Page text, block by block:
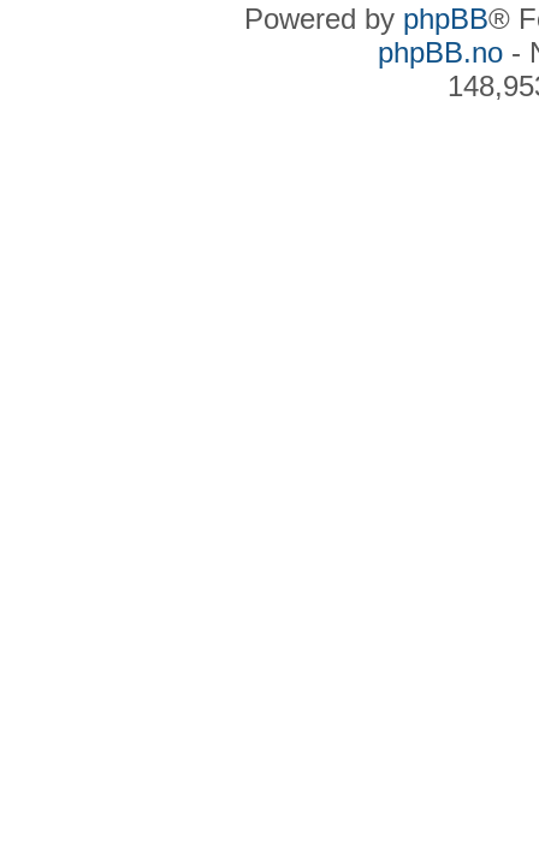
Powered by phpBB®
phpBB.no-